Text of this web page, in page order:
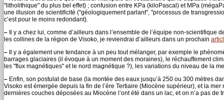
"litholithique" du plus bel effet) ; confusion entre KPa (kiloPascal) et MPa
une illusion de scientificité ("géologiquement parlant", "processus de
c’est pour le moins redondant).
– Il y a chez lui, comme d’ailleurs dans l’ensemble de l’équipe non-
les collines de la région de Visoko, je reviendrai d’ailleurs dans un prochain
– Il y a également une tendance à un peu tout mélanger, par exemple le
barrages glaciaires (il évoque à un moment des moraines), le réchauffement
les "flux magnétiques" et le nord magnétique ?), les variations du niveau de la
– Enfin, son postulat de base (la montée des eaux jusqu’à 250 ou 300 mètres
Visoko est émergée depuis la fin de l’ère Tertiaire (Miocène supérieur), et la
dernières couches déposées au Miocène l’ont été dans un lac, et on n’a pas de